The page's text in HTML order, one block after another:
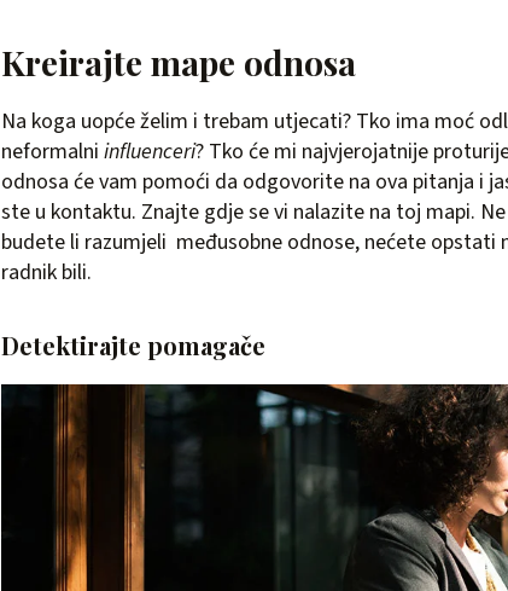
Kreirajte mape odnosa
Na koga uopće želim i trebam utjecati? Tko ima moć
neformalni influenceri? Tko će mi najvjerojatnije
odnosa će vam pomoći da odgovorite na ova pitanja i
ste u kontaktu. Znajte gdje se vi nalazite na toj mapi.
budete li razumjeli međusobne odnose, nećete opstati
radnik bili.
Detektirajte pomagače